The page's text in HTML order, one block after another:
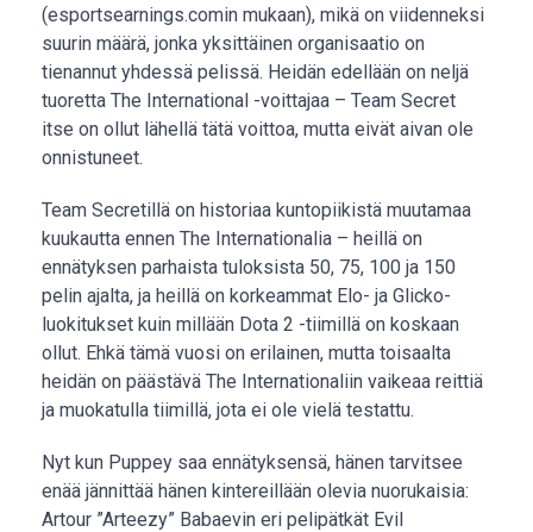
(esportsearnings.comin mukaan), mikä on viidenneksi
suurin määrä, jonka yksittäinen organisaatio on
tienannut yhdessä pelissä. Heidän edellään on neljä
tuoretta The International -voittajaa – Team Secret
itse on ollut lähellä tätä voittoa, mutta eivät aivan ole
onnistuneet.
Team Secretillä on historiaa kuntopiikistä muutamaa
kuukautta ennen The Internationalia – heillä on
ennätyksen parhaista tuloksista 50, 75, 100 ja 150
pelin ajalta, ja heillä on korkeammat Elo- ja Glicko-
luokitukset kuin millään Dota 2 -tiimillä on koskaan
ollut. Ehkä tämä vuosi on erilainen, mutta toisaalta
heidän on päästävä The Internationaliin vaikeaa reittiä
ja muokatulla tiimillä, jota ei ole vielä testattu.
Nyt kun Puppey saa ennätyksensä, hänen tarvitsee
enää jännittää hänen kintereillään olevia nuorukaisia:
Artour ”Arteezy” Babaevin eri pelipätkät Evil